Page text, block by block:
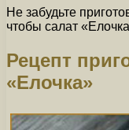
Не забудьте
чтобы салат
Рецепт
«Елочка»